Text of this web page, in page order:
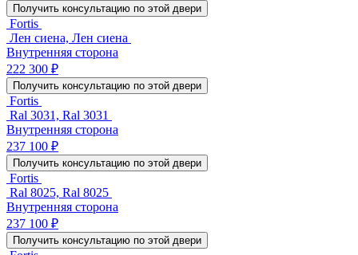
Получить консультацию по этой двери
Fortis
Лен сиена, Лен сиена
Внутренняя сторона
222 300 ₽
Получить консультацию по этой двери
Fortis
Ral 3031, Ral 3031
Внутренняя сторона
237 100 ₽
Получить консультацию по этой двери
Fortis
Ral 8025, Ral 8025
Внутренняя сторона
237 100 ₽
Получить консультацию по этой двери